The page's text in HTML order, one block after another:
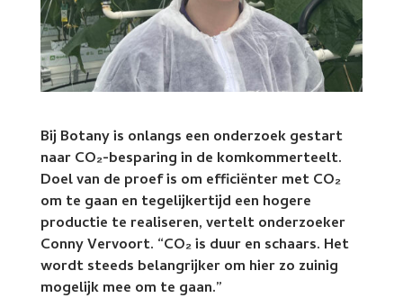
Bij Botany is onlangs een onderzoek gestart
naar CO₂-besparing in de komkommerteelt.
Doel van de proef is om efficiënter met CO₂
om te gaan en tegelijkertijd een hogere
productie te realiseren, vertelt onderzoeker
Conny Vervoort. “CO₂ is duur en schaars. Het
wordt steeds belangrijker om hier zo zuinig
mogelijk mee om te gaan.”